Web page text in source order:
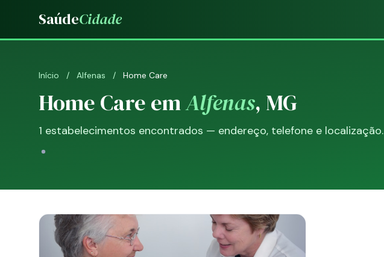
SaúdeCidade
Início / Alfenas / Home Care
Home Care emAlfenas, MG
1 estabelecimentos encontrados — endereço, telefone e localização.